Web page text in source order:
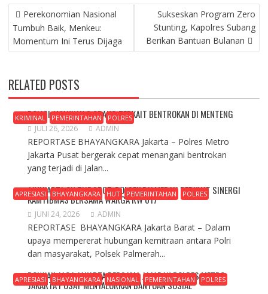
NAVIGASI
POSPerekonomian Nasional
Tumbuh Baik, Menkeu:
Momentum Ini Terus Dijaga
Sukseskan Program Zero
Stunting, Kapolres Subang
Berikan Bantuan Bulanan
RELATED POSTS
KRIMINAL PEMERINTAHAN POLRES
POLISI AMANKAN 2 ORANG TERKAIT BENTROKAN DI MENTENG
JULI 26, 2026 ADMIN
REPORTASE BHAYANGKARA Jakarta – Polres Metro
Jakarta Pusat bergerak cepat menangani bentrokan
yang terjadi di Jalan...
APRESIASI BHAYANGKARA HUT PEMERINTAHAN POLRES
JAYAKARTA ON THE SPOT, POLSEK PALMERAH PERKUAT SINERGI
KAMTIBMAS BERSAMA WARGA RW 017
JUNI 24, 2026 ADMIN
REPORTASE BHAYANGKARA Jakarta Barat – Dalam
upaya mempererat hubungan kemitraan antara Polri
dan masyarakat, Polsek Palmerah...
APRESIASI BHAYANGKARA NASIONAL PEMERINTAHAN POLRES
POLWAN JAGA JAKARTA BERSAMA JAJARAN POLRES METRO
JAKARTA PUSAT MENYALURKAN BANTUAN SOSIAL